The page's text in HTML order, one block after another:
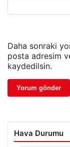
Daha sonraki
posta adresim
kaydedilsin.
Hava Durumu